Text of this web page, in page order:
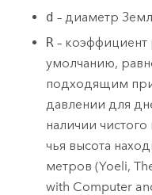
d – диаметр
R – коэффициент
умолчанию,
подходящим
давлении для
наличии
чья высота
метров (Yoeli,
with Computer